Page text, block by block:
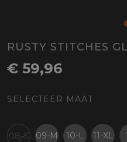
RUSTY STITCHES
€ 59,96
SELECTEER MAAT
08-S 09-M 10-L 11-XL